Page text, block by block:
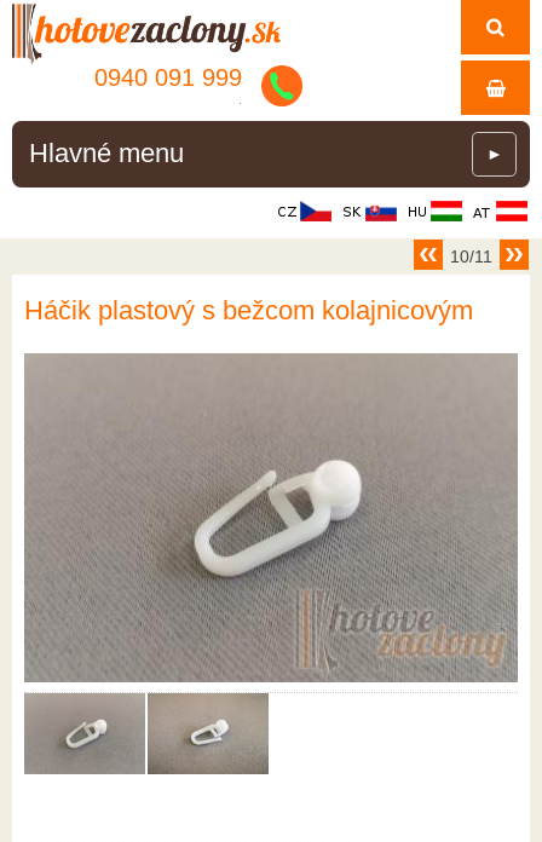
0940 091 999
Hlavné menu ►
10/11
Háčik plastový s bežcom kolajnicovým